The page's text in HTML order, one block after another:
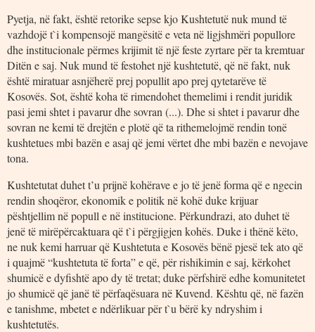
Pyetja, në fakt, është retorike sepse kjo Kushtetutë nuk mund të
vazhdojë t`i kompensojë mangësitë e veta në ligjshmëri popullore
dhe institucionale përmes krijimit të një feste zyrtare për ta kremtuar
Ditën e saj. Nuk mund të festohet një kushtetutë, që në fakt, nuk
është miratuar asnjëherë prej popullit apo prej qytetarëve të
Kosovës. Sot, është koha të rimendohet themelimi i rendit juridik
pasi jemi shtet i pavarur dhe sovran (...). Dhe si shtet i pavarur dhe
sovran ne kemi të drejtën e plotë që ta rithemelojmë rendin tonë
kushtetues mbi bazën e asaj që jemi vërtet dhe mbi bazën e nevojave
tona.
Kushtetutat duhet t’u prijnë kohërave e jo të jenë forma që e ngecin
rendin shoqëror, ekonomik e politik në kohë duke krijuar
pështjellim në popull e në institucione. Përkundrazi, ato duhet të
jenë të mirëpërcaktuara që t`i përgjigjen kohës. Duke i thënë këto,
ne nuk kemi harruar që Kushtetuta e Kosovës bënë pjesë tek ato që
i quajmë “kushtetuta të forta” e që, për rishikimin e saj, kërkohet
shumicë e dyfishtë apo dy të tretat; duke përfshirë edhe komunitetet
jo shumicë që janë të përfaqësuara në Kuvend. Kështu që, në fazën
e tanishme, mbetet e ndërlikuar për t`u bërë ky ndryshim i
kushtetutës.